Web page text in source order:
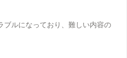
ブルになっており、難しい内容の